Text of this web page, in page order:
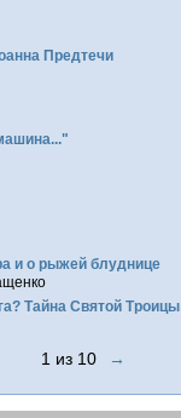
Предтечи
и о рыжей блуднице
Тайна Святой Троицы
1 из 10 →